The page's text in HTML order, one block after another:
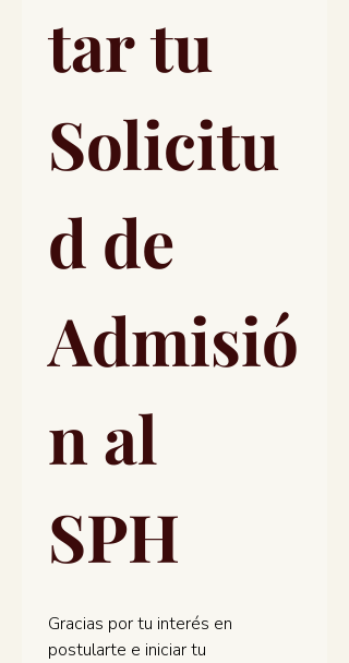
tar tu
Solicitu
d de
Admisió
n al
SPH
Gracias por tu interés en
postularte e iniciar tu